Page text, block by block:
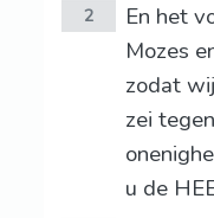
2
En het
Mozes
zodat
zei
u de